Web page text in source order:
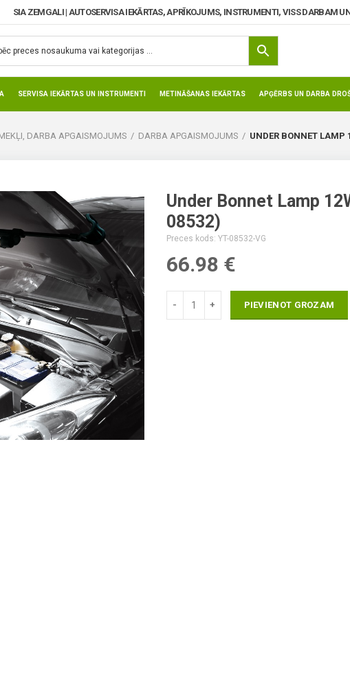
SIA ZEMGALI | AUTOSERVISA IEKĀRTAS, APRĪKOJUMS, INSTRUMENTI, VISS DARBAM
SERVISA IEKĀRTAS UN INSTRUMENTI METINĀŠANAS IEKĀRTAS APĢĒRBS UN DARBA
DARBA APGAISMOJUMS DARBA APGAISMOJUMS UNDER BONNET LAMP
Under Bonnet Lamp
08532)
Preces kods: YT-08532-VG
66.98 €
PIEVIENOT GROZAM